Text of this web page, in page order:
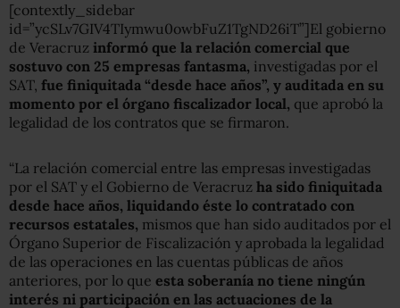
[contextly_sidebar
id=”ycSLv7GIV4TIymwu0owbFuZ1TgND26iT”]El gobierno
de Veracruz informó que la relación comercial que
sostuvo con 25 empresas fantasma, investigadas por el
SAT, fue finiquitada “desde hace años”, y auditada en su
momento por el órgano fiscalizador local, que aprobó la
legalidad de los contratos que se firmaron.
“La relación comercial entre las empresas investigadas
por el SAT y el Gobierno de Veracruz ha sido finiquitada
desde hace años, liquidando éste lo contratado con
recursos estatales, mismos que han sido auditados por el
Órgano Superior de Fiscalización y aprobada la legalidad
de las operaciones en las cuentas públicas de años
anteriores, por lo que esta soberanía no tiene ningún
interés ni participación en las actuaciones de la